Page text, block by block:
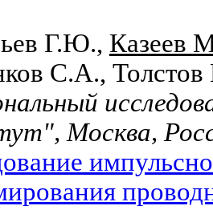
Г.Ю., Казеев
С.А.,
Москва,